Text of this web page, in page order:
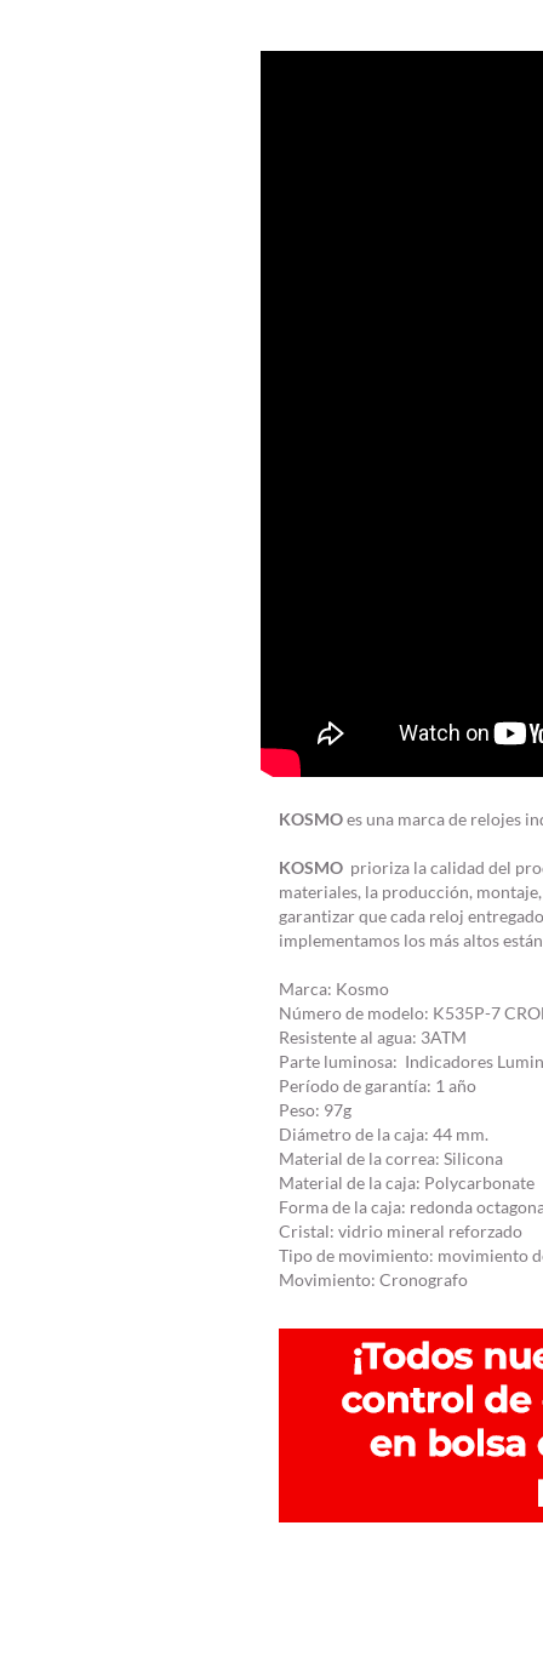
KOSMOes una marca de relojes
KOSMOprioriza la calidad del
materiales, la producción,
garantizar que cada reloj
implementamos los más altos
Marca: Kosmo
Número de modelo: K535P-7
Resistente al agua: 3ATM
Parte luminosa: Indicadores
Período de garantía: 1 año
Peso: 97g
Diámetro de la caja: 44 mm.
Material de la correa: Silicona
Material de la caja: Polycarbonate
Forma de la caja: redonda
Cristal: vidrio mineral reforzado
Tipo de movimiento: movimiento
Movimiento: Cronografo